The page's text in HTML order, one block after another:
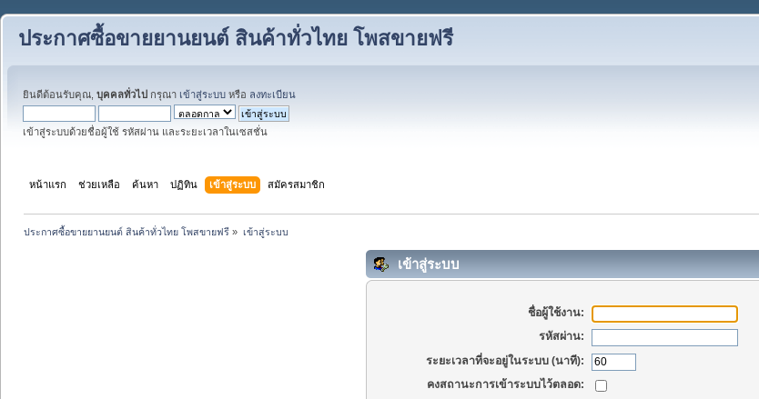
ประกาศซื้อขายยานยนต์ สินค้าทั่วไทย โพสขายฟรี
ยินดีต้อนรับคุณ, บุคคลทั่วไป กรุณา เข้าสู่ระบบ หรือ ลงทะเบียน
เข้าสู่ระบบด้วยชื่อผู้ใช้ รหัสผ่าน และระยะเวลาในเซสชั่น
หน้าแรก ช่วยเหลือ ค้นหา ปฏิทิน เข้าสู่ระบบ สมัครสมาชิก
ประกาศซื้อขายยานยนต์ สินค้าทั่วไทย โพสขายฟรี » เข้าสู่ระบบ
เข้าสู่ระบบ
ชื่อผู้ใช้งาน:
รหัสผ่าน:
ระยะเวลาที่จะอยู่ในระบบ (นาที):
คงสถานะการเข้าระบบไว้ตลอด: